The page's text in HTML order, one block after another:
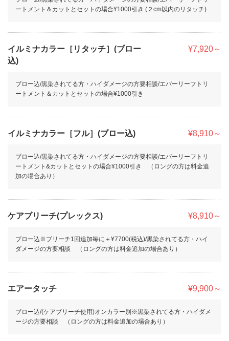
ートメント＆カットとセットの場合¥1000引き (２cm以内のリタッチ)
イルミナカラー［リタッチ］(ブロー
込)
¥7,920～
ブロー込/黒染されてる方・ハイダメージの方要相談/エバーリーフトリ
ートメント＆カットとセットの場合¥1000引き
イルミナカラー［フル］(ブロー込) ¥8,910～
ブロー込/黒染されてる方・ハイダメージの方要相談/エバーリーフトリ
ートメント&カットとセットの場合¥1000引き （ロングの方は料金追
加の場合あり）
ケアブリーチ(プレックス) ¥8,910～
ブロー込※ブリーチ1回追加毎に＋¥7700(税込)/黒染されてる方・ハイ
ダメージの方要相談 （ロングの方は料金追加の場合あり）
エアータッチ ¥9,900～
ブロー込/(ケアブリーチ使用)オンカラー別※黒染されてる方・ハイダメ
ージの方要相談 （ロングの方は料金追加の場合あり）